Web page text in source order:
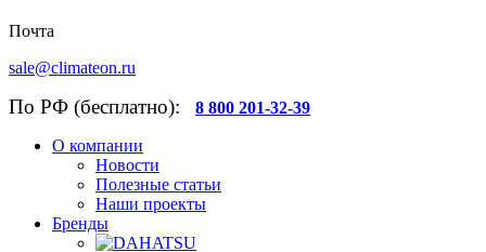
Почта
sale@climateon.ru
По РФ (бесплатно): 8 800 201-32-39
О компании
Новости
Полезные статьи
Наши проекты
Бренды